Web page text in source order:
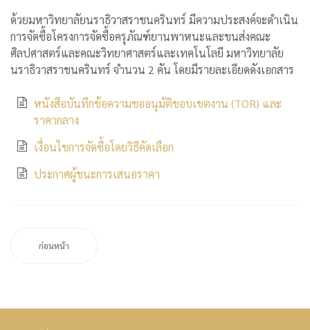
ด้วยมหาวิทยาลัยนราธิวาสราชนครินทร์ มีความประสงค์จะดำเนิน
การจัดซื้อโครงการจัดซื้อครุภัณฑ์ยานพาหนะและขนส่งคณะ
ศิลปศาสตร์และคณะวิทยาศาสตร์และเทคโนโลยี มหาวิทยาลัย
นราธิวาสราชนครินทร์ จำนวน 2 คัน โดยมีรายละเอียดดังเอกสาร
หนังสือบันทึกข้อความขออนุมัติขอบเขตงาน (TOR) และ
ราคากลาง
เงื่อนไขการจัดซื้อโดยวิธีคัดเลือก
ประกาศผู้ชนะการเสนอราคา
ก่อนหน้า